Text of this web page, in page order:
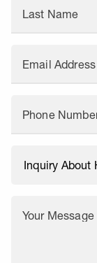
Last Name
Email Address
Phone
Your Message